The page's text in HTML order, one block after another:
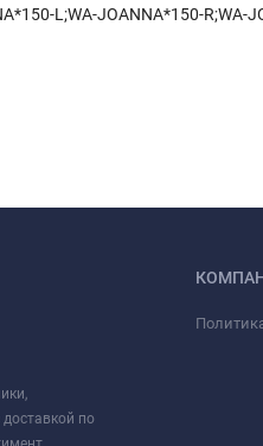
L;WA-JOANNA*150-R;WA-
доставкой по